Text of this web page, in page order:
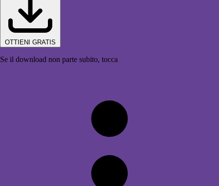
OTTIENI GRATIS
Se il download non parte subito, tocca